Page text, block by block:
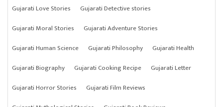
Gujarati Love Stories
Gujarati Detective stories
Gujarati Moral Stories
Gujarati Adventure Stories
Gujarati Human Science
Gujarati Philosophy
Gujarati Health
Gujarati Biography
Gujarati Cooking Recipe
Gujarati Letter
Gujarati Horror Stories
Gujarati Film Reviews